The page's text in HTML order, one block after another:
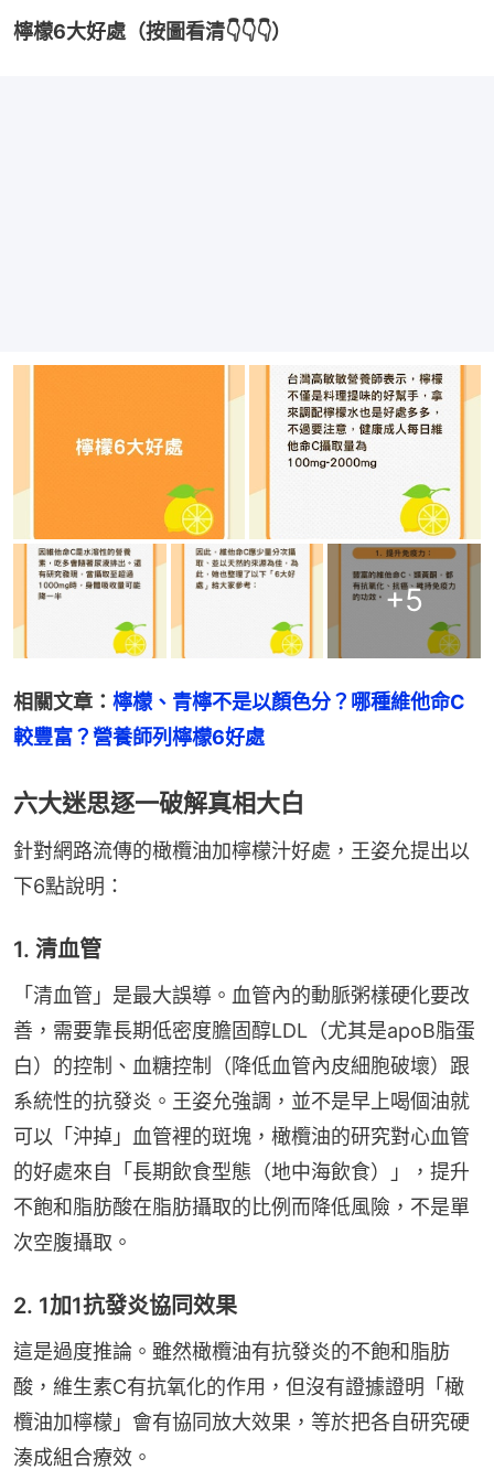
檸檬6大好處（按圖看清👇👇👇）
+5
相關文章： 檸檬、青檸不是以顏色分？哪種維他命C
較豐富？營養師列檸檬6好處
六大迷思逐一破解真相大白
針對網路流傳的橄欖油加檸檬汁好處，王姿允提出以
下6點說明：
1. 清血管
「清血管」是最大誤導。血管內的動脈粥樣硬化要改
善，需要靠長期低密度膽固醇LDL（尤其是apoB脂蛋
白）的控制、血糖控制（降低血管內皮細胞破壞）跟
系統性的抗發炎。王姿允強調，並不是早上喝個油就
可以「沖掉」血管裡的斑塊，橄欖油的研究對心血管
的好處來自「長期飲食型態（地中海飲食）」，提升
不飽和脂肪酸在脂肪攝取的比例而降低風險，不是單
次空腹攝取。
2. 1加1抗發炎協同效果
這是過度推論。雖然橄欖油有抗發炎的不飽和脂肪
酸，維生素C有抗氧化的作用，但沒有證據證明「橄
欖油加檸檬」會有協同放大效果，等於把各自研究硬
湊成組合療效。